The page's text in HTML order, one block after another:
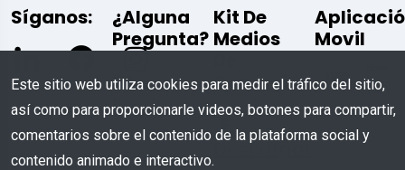
Síganos:
¿Alguna
Pregunta?
Escríbenos
Kit De
Medios
Comunicación
Descargar
Movil
Este sitio web utiliza cookies para medir el tráfico del sitio,
así como para proporcionarle videos, botones para compartir,
comentarios sobre el contenido de la plataforma social y
contenido animado e interactivo.